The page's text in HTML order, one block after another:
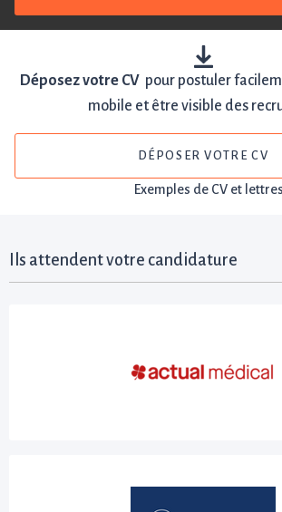
Déposez votre CVpour postuler
mobile et être visible des
DÉPOSER VOTRE CV
Exemples de CV et
Ils attendent votre candidature